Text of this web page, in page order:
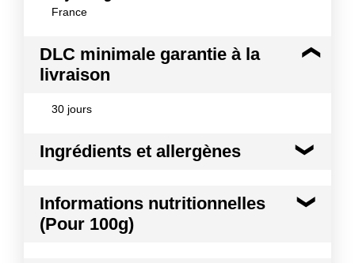
France
DLC minimale garantie à la
livraison
30 jours
Ingrédients et allergènes
Sucre, blanc d'œuf, amidon de maïs, arôme. Atelier
utilisant fruits à coques, beurre, blé, soja.
Informations nutritionnelles
(Pour 100g)